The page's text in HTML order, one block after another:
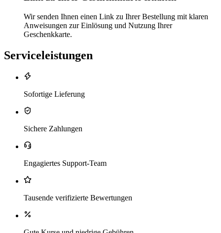
Wir senden Ihnen einen Link zu Ihrer Bestellung mit klaren
Anweisungen zur Einlösung und Nutzung Ihrer
Geschenkkarte.
Serviceleistungen
Sofortige Lieferung
Sichere Zahlungen
Engagiertes Support-Team
Tausende verifizierte Bewertungen